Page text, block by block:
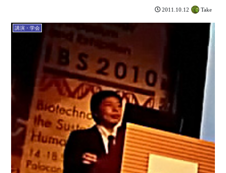
2011.10.12 Take
講演・学会